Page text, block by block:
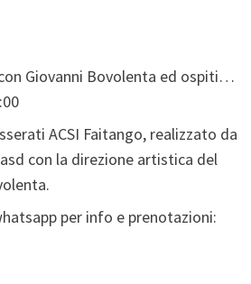
Giovanni Bovolenta ed ospiti…
ACSI Faitango, realizzato da
con la direzione artistica del
per info e prenotazioni: